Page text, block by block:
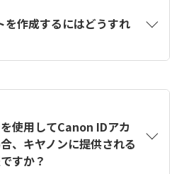
作成するにはどうすれ
法は【カメラ】Canon IDとは
IDの作成方法は？をご確認く
使用してCanon IDアカ
、キヤノンに提供される
すか？